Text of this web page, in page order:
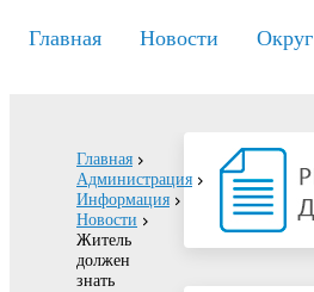
Главная Новости Округ
Главная
Администрация
Информация
Новости
Житель
должен
знать